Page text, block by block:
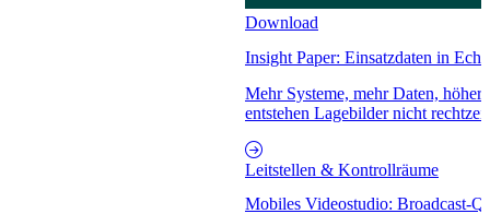
Download
Insight Paper: Einsatzdaten in
Mehr Systeme, mehr Daten,
entstehen Lagebilder nicht
Leitstellen & Kontrollräume
Mobiles Videostudio: Broadcast-